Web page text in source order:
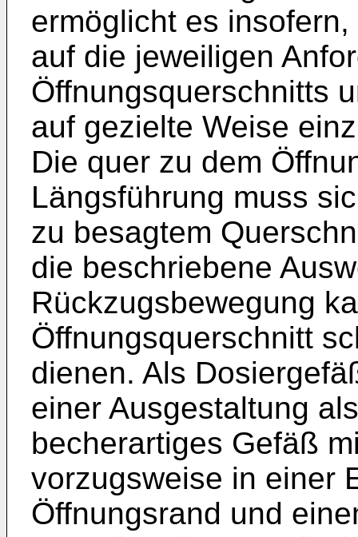
ermöglicht es
auf die jeweiligen
Öffnungsquerschnitts
auf gezielte Weise
Die quer zu dem
Längsführung muss
zu besagtem
die beschriebene
Rückzugsbewegung
Öffnungsquerschnitt
dienen. Als
einer Ausgestaltung
becherartiges Gefäß
vorzugsweise in einer
Öffnungsrand und